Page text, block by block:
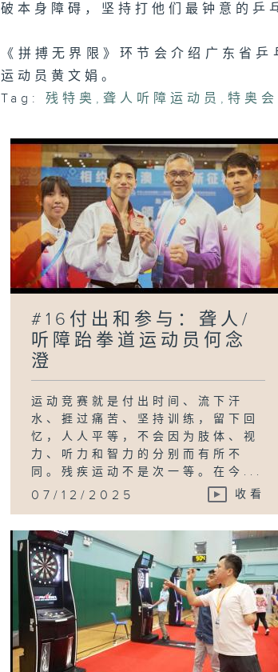
破本身障碍，坚持打他们最钟意的乒
《拼搏无界限》环节会介绍广东省
运动员黄文娟。
Tag:
残特奥 ,聋人听障运动员 ,特奥会
#16付出和参与：聋人/
听障跆拳道运动员何念
澄
运动竞赛就是付出时间、流下汗
水、捱过痛苦、坚持训练，留下回
忆，人人平等，不会因为肢体、视
力、听力和智力的分别而有所不
同。残疾运动不是次一等。在今...
07/12/2025 收看